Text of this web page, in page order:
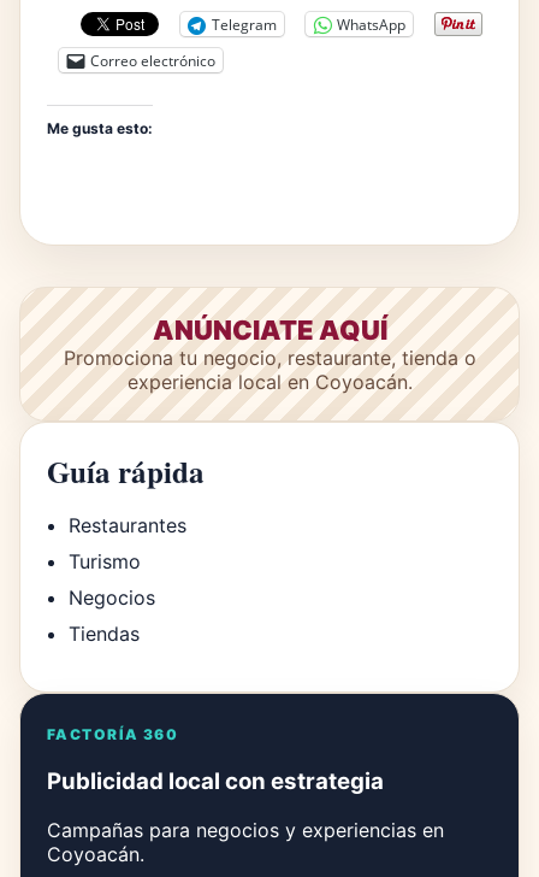
Telegram
WhatsApp
Correo electrónico
Me gusta esto:
ANÚNCIATE AQUÍ
Promociona tu negocio, restaurante, tienda o
experiencia local en Coyoacán.
Guía rápida
Restaurantes
Turismo
Negocios
Tiendas
FACTORÍA 360
Publicidad local con estrategia
Campañas para negocios y experiencias en
Coyoacán.